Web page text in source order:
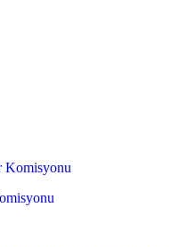
Komisyonu